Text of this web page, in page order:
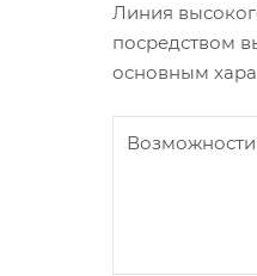
Линия
посредством
основным